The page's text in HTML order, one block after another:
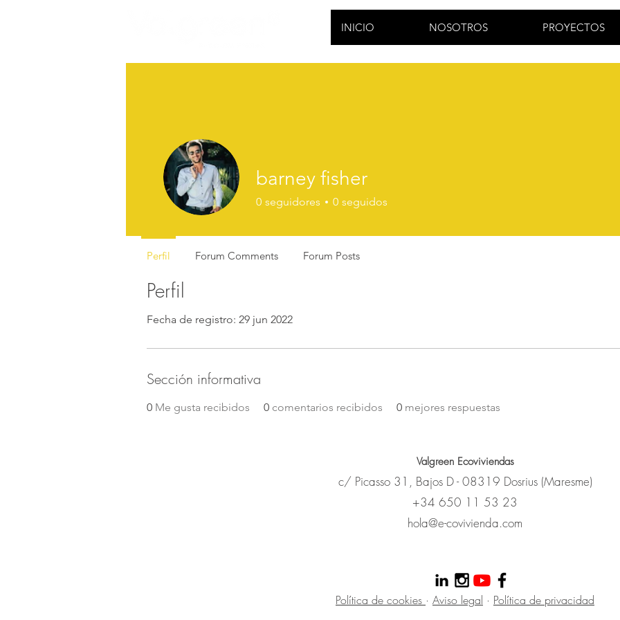
INICIO NOSOTROS PROYECTOS
Perfil
Fecha de registro: 29 jun 2022
Sección informativa
0 Me gusta recibidos 0 comentarios recibidos 0 mejores respuestas
barney fisher
0 seguidores 0 seguidos
Perfil Forum Comments Forum Posts
Valgreen Ecoviviendas
c/ Picasso31, Bajos D - 08319 Dosrius (Maresme)
+34 650 11 53 23
hola@e-covivienda.com
Política de cookies · Aviso legal · Política de privacidad